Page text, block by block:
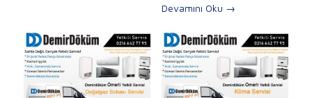
Devamını Oku →